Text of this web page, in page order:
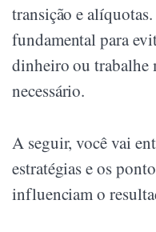
transição e
fundamental para
dinheiro ou trabalhe
necessário.
A seguir, você vai
estratégias e os
influenciam o